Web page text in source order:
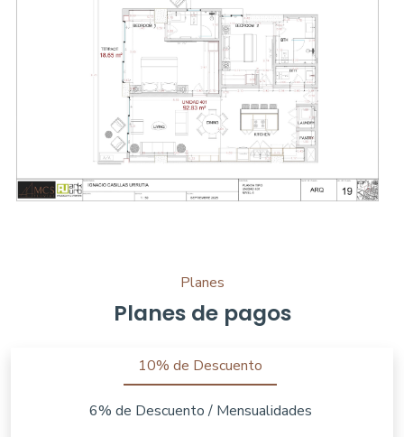
Planes
Planes de pagos
10% de Descuento
6% de Descuento / Mensualidades